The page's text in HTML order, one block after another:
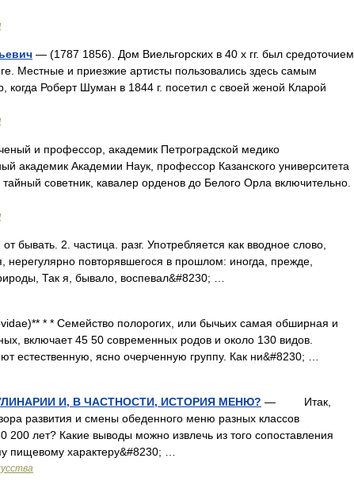
— (1787 1856). Дом Виельгорских в 40 х гг. был средоточием
Местные и приезжие артисты пользовались здесь самым
Роберт Шуман в 1844 г. посетил с своей женой Кларой
и профессор, академик Петроградской медико
академик Академии Наук, профессор Казанского университета
советник, кавалер орденов до Белого Орла включительно.
бывать. 2. частица. разг. Употребляется как вводное слово,
нерегулярно повторявшегося в прошлом: иногда, прежде,
Так я, бывало, воспевал&#8230; …
* * Семейство полорогих, или бычьих самая обширная и
включает 45 50 современных родов и около 130 видов.
ясно очерченную группу. Как ни&#8230; …
И, В ЧАСТНОСТИ, ИСТОРИЯ МЕНЮ? — Итак,
развития и смены обеденного меню разных классов
200 лет? Какие выводы можно извлечь из того сопоставления
пищевому характеру&#8230; …